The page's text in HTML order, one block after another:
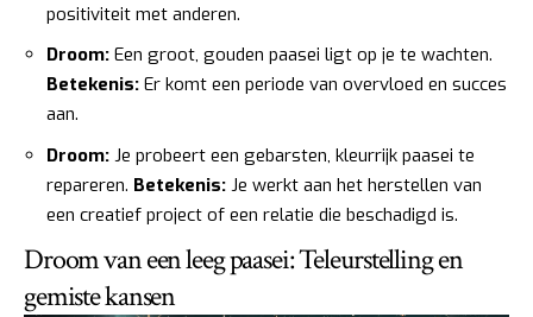
positiviteit met anderen.
Droom: Een groot, gouden paasei ligt op je te wachten.
Betekenis: Er komt een periode van overvloed en succes
aan.
Droom: Je probeert een gebarsten, kleurrijk paasei te
repareren. Betekenis: Je werkt aan het herstellen van
een creatief project of een relatie die beschadigd is.
Droom van een leeg paasei: Teleurstelling en
gemiste kansen